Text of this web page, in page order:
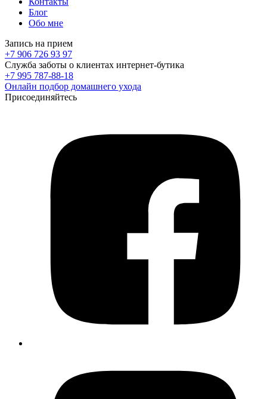
Блог
Обо мне
Запись на прием
+7 906 726 93 97
Служба заботы о клиентах интернет-бутика
+7 995 787-88-18
Онлайн подбор домашнего ухода
Присоединяйтесь